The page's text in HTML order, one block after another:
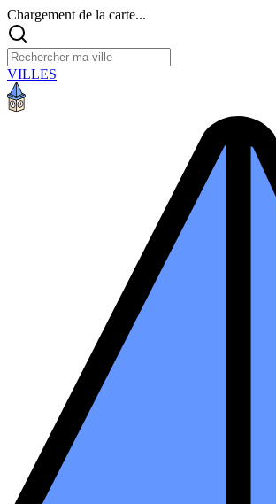
Chargement de la carte...
VILLES